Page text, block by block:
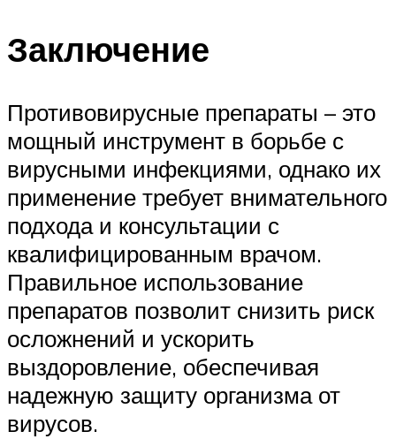
Заключение
Противовирусные препараты – это
мощный инструмент в борьбе с
вирусными инфекциями, однако их
применение требует внимательного
подхода и консультации с
квалифицированным врачом.
Правильное использование
препаратов позволит снизить риск
осложнений и ускорить
выздоровление, обеспечивая
надежную защиту организма от
вирусов.